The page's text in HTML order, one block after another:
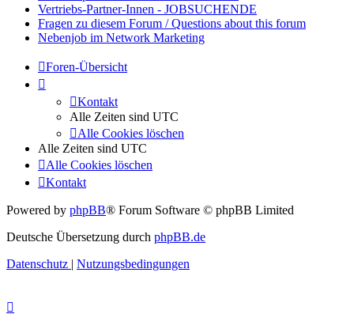
Vertriebs-Partner-Innen - JOBSUCHENDE
Fragen zu diesem Forum / Questions about this forum
Nebenjob im Network Marketing
Foren-Übersicht
Kontakt
Alle Zeiten sind UTC
Alle Cookies löschen
Alle Zeiten sind UTC
Alle Cookies löschen
Kontakt
Powered by phpBB® Forum Software © phpBB Limited
Deutsche Übersetzung durch phpBB.de
Datenschutz | Nutzungsbedingungen